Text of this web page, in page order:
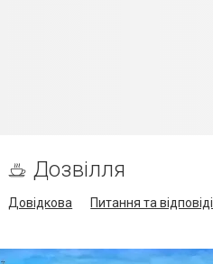
Дозвілля
Довідкова Питання та відповіді